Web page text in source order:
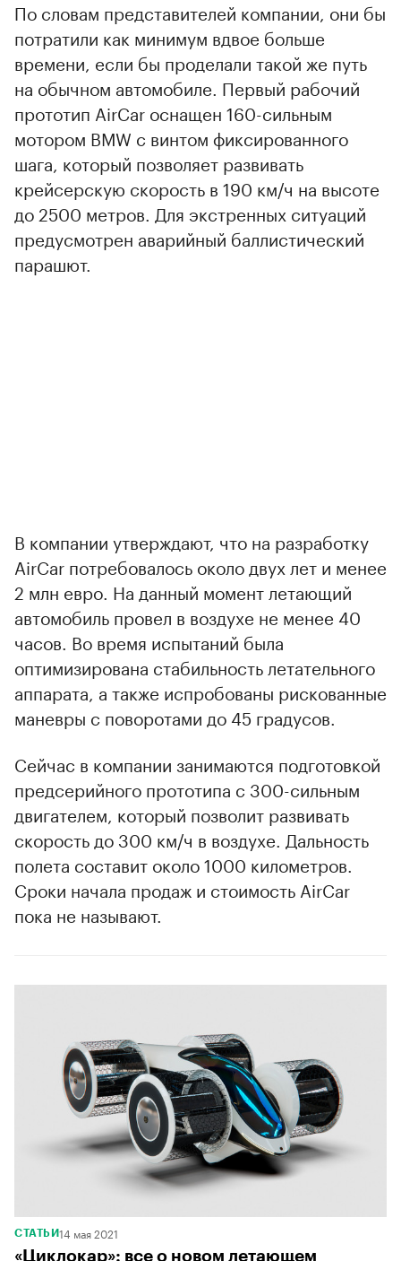
По словам представителей компании, они бы
потратили как минимум вдвое больше
времени, если бы проделали такой же путь
на обычном автомобиле. Первый рабочий
прототип AirCar оснащен 160-сильным
мотором BMW с винтом фиксированного
шага, который позволяет развивать
крейсерскую скорость в 190 км/ч на высоте
до 2500 метров. Для экстренных ситуаций
предусмотрен аварийный баллистический
парашют.
В компании утверждают, что на разработку
AirCar потребовалось около двух лет и менее
2 млн евро. На данный момент летающий
автомобиль провел в воздухе не менее 40
часов. Во время испытаний была
оптимизирована стабильность летательного
аппарата, а также испробованы рискованные
маневры с поворотами до 45 градусов.
Сейчас в компании занимаются подготовкой
предсерийного прототипа с 300-сильным
двигателем, который позволит развивать
скорость до 300 км/ч в воздухе. Дальность
полета составит около 1000 километров.
Сроки начала продаж и стоимость AirCar
пока не называют.
СТАТЬИ14 мая 2021
«Циклокар»: все о новом летающем